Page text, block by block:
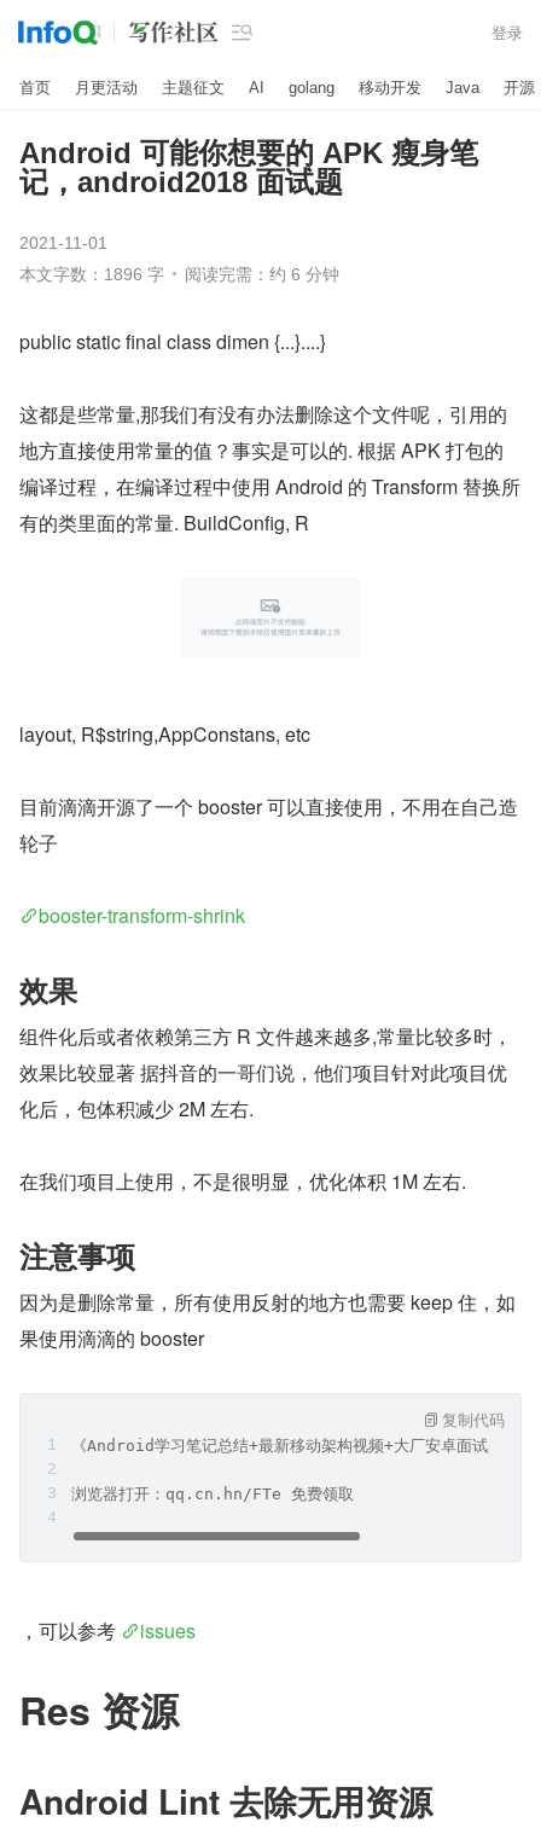
 登录
首页 月更活动 主题征文 AI golang 移动开发 Java 开源
Android 可能你想要的 APK 瘦身笔
记，android2018 面试题
2021-11-01
本文字数：1896 字
阅读完需：约 6 分钟
public static final class dimen {...}....}
这都是些常量,那我们有没有办法删除这个文件呢，引用的
地方直接使用常量的值？事实是可以的. 根据 APK 打包的
编译过程，在编译过程中使用 Android 的 Transform 替换所
有的类里面的常量. BuildConfig, R
layout, R$string,AppConstans, etc
目前滴滴开源了一个 booster 可以直接使用，不用在自己造
轮子
booster-transform-shrink
效果
组件化后或者依赖第三方 R 文件越来越多,常量比较多时，
效果比较显著 据抖音的一哥们说，他们项目针对此项目优
化后，包体积减少 2M 左右.
在我们项目上使用，不是很明显，优化体积 1M 左右.
注意事项
因为是删除常量，所有使用反射的地方也需要 keep 住，如
果使用滴滴的 booster
《Android学习笔记总结+最新移动架构视频+大厂安卓面试真题+
浏览器打开：qq.cn.hn/FTe 免费领取
复制代码
，可以参考 issues
Res 资源
Android Lint 去除无用资源